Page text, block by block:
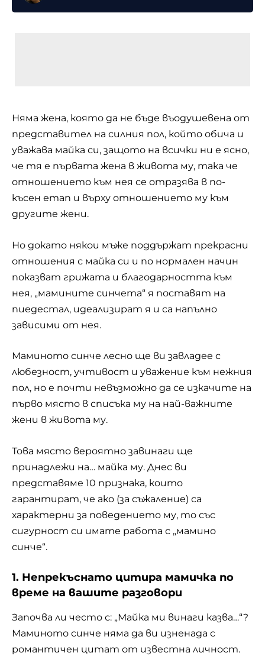
Няма жена, която да не бъде въодушевена от
представител на силния пол, който обича и
уважава майка си, защото на всички ни е ясно,
че тя е първата жена в живота му, така че
отношението към нея се отразява в по-
късен етап и върху отношението му към
другите жени.
Но докато някои мъже поддържат прекрасни
отношения с майка си и по нормален начин
показват грижата и благодарността към
нея, „мамините синчета“ я поставят на
пиедестал, идеализират я и са напълно
зависими от нея.
Маминото синче лесно ще ви завладее с
любезност, учтивост и уважение към нежния
пол, но е почти невъзможно да се изкачите на
първо място в списъка му на най-важните
жени в живота му.
Това място вероятно завинаги ще
принадлежи на… майка му. Днес ви
представяме 10 признака, които
гарантират, че ако (за съжаление) са
характерни за поведението му, то със
сигурност си имате работа с „мамино
синче“.
1. Непрекъснато цитира мамичка по
време на вашите разговори
Започва ли често с: „Майка ми винаги казва…“?
Маминото синче няма да ви изненада с
романтичен цитат от известна личност.